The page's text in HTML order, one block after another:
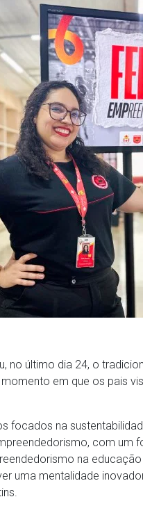
no último dia 24, o
em que os pais
focados na
com um
na
uma mentalidade